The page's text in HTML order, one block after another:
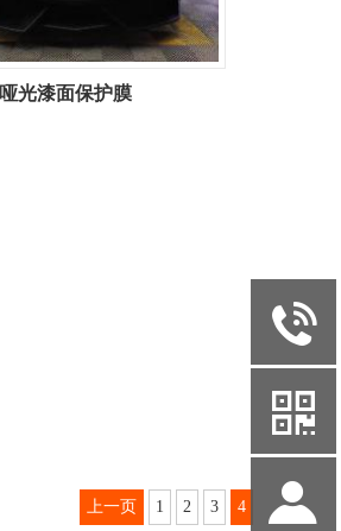
哑光漆面保护膜
上一页 1 2 3 4
y
b
S